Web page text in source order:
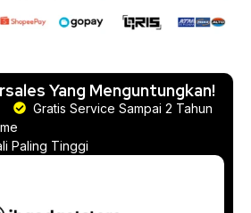
Yang Menguntungkan!
Gratis Service Sampai 2 Tahun
Paling Tinggi